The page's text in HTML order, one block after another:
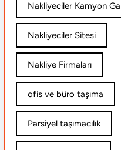
Nakliyeciler Kamyon
Nakliyeciler Sitesi
Nakliye Firmaları
ofis ve büro taşıma
Parsiyel taşımacılık